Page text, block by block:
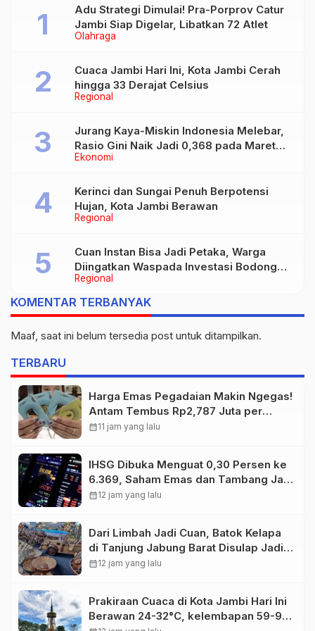
Olahraga
Adu Strategi Dimulai! Pra-Porprov Catur
Jambi Siap Digelar, Libatkan 72 Atlet
Regional
Cuaca Jambi Hari Ini, Kota Jambi Cerah
hingga 33 Derajat Celsius
Ekonomi
Jurang Kaya-Miskin Indonesia Melebar,
Rasio Gini Naik Jadi 0,368 pada Maret
2026
Regional
Kerinci dan Sungai Penuh Berpotensi
Hujan, Kota Jambi Berawan
Regional
Cuan Instan Bisa Jadi Petaka, Warga
Diingatkan Waspada Investasi Bodong
dan Judi Online
KOMENTAR TERBANYAK
Maaf, saat ini belum tersedia post untuk ditampilkan.
TERBARU
Harga Emas Pegadaian Makin Ngegas!
Antam Tembus Rp2,787 Juta per
Gram
calendar_month11 jam yang lalu
IHSG Dibuka Menguat 0,30 Persen ke
6.369, Saham Emas dan Tambang Jadi
Penggerak
calendar_month12 jam yang lalu
Dari Limbah Jadi Cuan, Batok Kelapa
di Tanjung Jabung Barat Disulap Jadi
Kerajinan Bernilai Tinggi
calendar_month12 jam yang lalu
Prakiraan Cuaca di Kota Jambi Hari Ini
Berawan 24-32°C, kelembapan 59-97